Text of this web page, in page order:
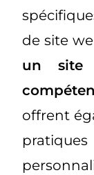
de site
un site
offrent